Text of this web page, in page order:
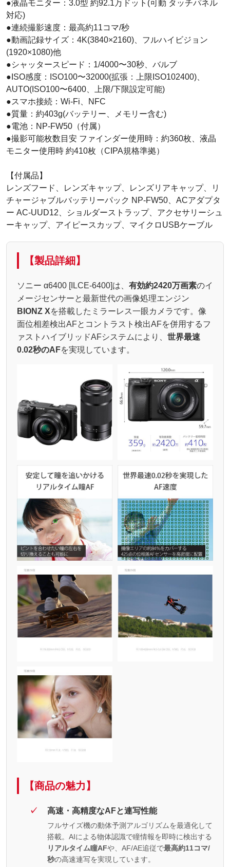
●液晶モニター：3.0型 約92.1万ドット(可動 タッチパネル
対応)
●連続撮影速度：最高約11コマ/秒
●動画記録サイズ：4K(3840×2160)、フルハイビジョン
(1920×1080)他
●シャッタースピード：1/4000〜30秒、バルブ
●ISO感度：ISO100〜32000(拡張：上限ISO102400)、
AUTO(ISO100〜6400、上限/下限設定可能)
●スマホ接続：Wi-Fi、NFC
●質量：約403g(バッテリー、メモリー含む)
●電池：NP-FW50（付属）
●撮影可能枚数目安 ファインダー使用時：約360枚、液晶
モニター使用時 約410枚（CIPA規格準拠）
【付属品】
レンズフード、レンズキャップ、レンズリアキャップ、リ
チャージャブルバッテリーパック NP-FW50、ACアダプタ
ー AC-UUD12、ショルダーストラップ、アクセサリーシュ
ーキャップ、アイピースカップ、マイクロUSBケーブル
【製品詳細】
ソニー α6400 [ILCE-6400]は、 有効約2420万画素のイ
メージセンサーと最新世代の画像処理エンジン
BIONZ Xを搭載したミラーレス一眼カメラです。像
面位相差検出AFとコントラスト検出AFを併用するフ
ァストハイブリッドAFシステムにより、 世界最速
0.02秒のAFを実現しています。
【商品の魅力】
高速・高精度なAFと連写性能
フルサイズ機の動体予測アルゴリズムを最適化して
搭載。AIによる物体認識で瞳情報を即時に検出する
リアルタイム瞳AFや、AF/AE追従で最高約11コマ/
秒の高速連写を実現しています。